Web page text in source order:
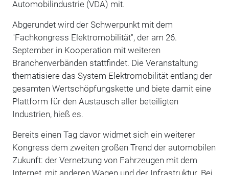
Automobilindustrie (VDA) mit.
Abgerundet wird der Schwerpunkt mit dem
"Fachkongress Elektromobilität", der am 26.
September in Kooperation mit weiteren
Branchenverbänden stattfindet. Die Veranstaltung
thematisiere das System Elektromobilität entlang der
gesamten Wertschöpfungskette und biete damit eine
Plattform für den Austausch aller beteiligten
Industrien, hieß es.
Bereits einen Tag davor widmet sich ein weiterer
Kongress dem zweiten großen Trend der automobilen
Zukunft: der Vernetzung von Fahrzeugen mit dem